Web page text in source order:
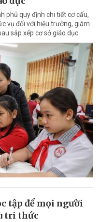
phủ quy định chi tiết cơ cấu,
vụ đối với hiệu trưởng, giám
sắp xếp cơ sở giáo dục.
tập để mọi người
tri thức